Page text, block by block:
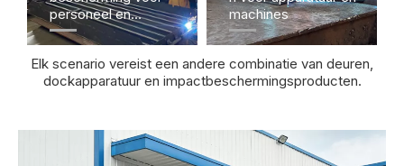
personeel en
bezittingen
machines​​​​​
Elk scenario vereist een andere combinatie van deuren,
dockapparatuur en impactbeschermingsproducten.